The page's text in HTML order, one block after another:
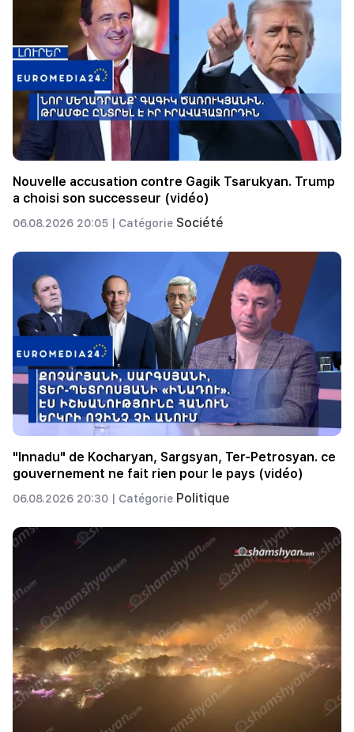
Nouvelle accusation contre Gagik Tsarukyan. Trump
a choisi son successeur (vidéo)
06.08.2026 20:05 | Catégorie Société
"Innadu" de Kocharyan, Sargsyan, Ter-Petrosyan. ce
gouvernement ne fait rien pour le pays (vidéo)
06.08.2026 20:30 | Catégorie Politique